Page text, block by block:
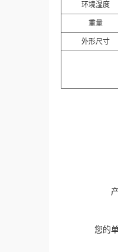
环境湿度
重量
外形尺寸
您的